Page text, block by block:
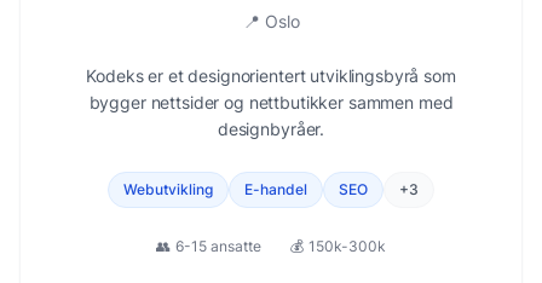
📍 Oslo
Kodeks er et designorientert utviklingsbyrå som
bygger nettsider og nettbutikker sammen med
designbyråer.
Webutvikling E-handel SEO +3
👥 6-15 ansatte 💰 150k-300k